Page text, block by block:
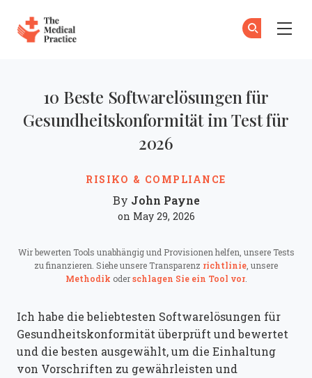
RISIKO & COMPLIANCE
10 Beste Softwarelösungen für
Gesundheitskonformität im Test für
2026
By John Payne
on May 29, 2026
Wir bewerten Tools unabhängig und Provisionen helfen, unsere Tests
zu finanzieren. Siehe unsere Transparenz richtlinie , unsere
Methodik oderschlagen Sie ein Tool vor.
Ich habe die beliebtesten Softwarelösungen für
Gesundheitskonformität überprüft und bewertet
und die besten ausgewählt, um die Einhaltung
von Vorschriften zu gewährleisten und